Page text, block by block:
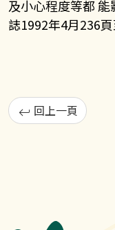
及小心程度等都
誌1992年4月236
回上一頁